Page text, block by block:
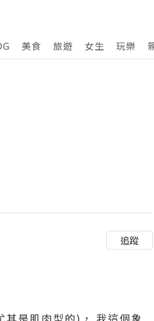
美食 旅遊 女生 玩樂
追蹤